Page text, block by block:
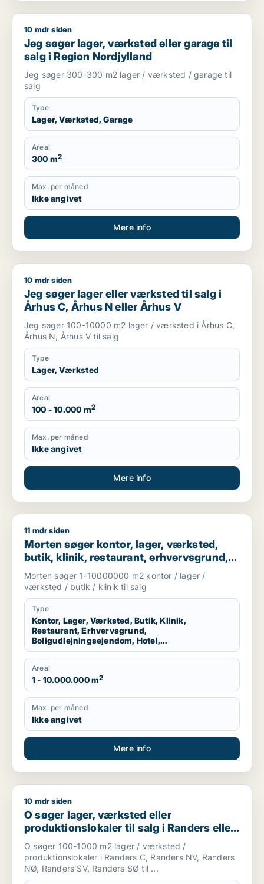
Jeg søger lager, værksted eller garage til salg i Region
10 mdr siden
Jeg søger lager, værksted eller garage til
salg i Region Nordjylland
Jeg søger 300-300 m2 lager / værksted / garage til
salg
Type
Lager, Værksted, Garage
Areal
300 m2
Max. per måned
Ikke angivet
Mere info
Jeg søger lager eller værksted til salg i Århus C, Århus N
10 mdr siden
Jeg søger lager eller værksted til salg i
Århus C, Århus N eller Århus V
Jeg søger 100-10000 m2 lager / værksted i Århus C,
Århus N, Århus V til salg
Type
Lager, Værksted
Areal
100 - 10.000 m2
Max. per måned
Ikke angivet
Mere info
Morten søger kontor, lager, værksted, butik, klinik,
11 mdr siden
Morten søger kontor, lager, værksted,
butik, klinik, restaurant, erhvervsgrund,
boligudlejningsejendom, hotel eller
produktionslokaler til salg i Region
Nordjylland
Morten søger 1-10000000 m2 kontor / lager /
værksted / butik / klinik til salg
Type
Kontor, Lager, Værksted, Butik, Klinik,
Restaurant, Erhvervsgrund,
Boligudlejningsejendom, Hotel,
Produktionslokaler
Areal
1 - 10.000.000 m2
Max. per måned
Ikke angivet
Mere info
O søger lager, værksted eller produktionslokaler til salg i
10 mdr siden
O søger lager, værksted eller
produktionslokaler til salg i Randers eller
Randers SV
O søger 100-1000 m2 lager / værksted /
produktionslokaler i Randers C, Randers NV, Randers
NØ, Randers SV, Randers SØ til ...